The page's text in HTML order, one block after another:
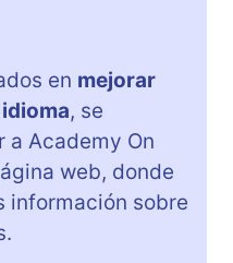
en mejorar
, se
a Academy On
web, donde
información sobre